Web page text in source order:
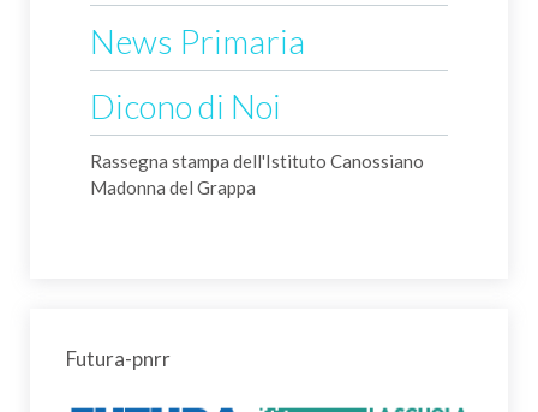
News Primaria
Dicono di Noi
Rassegna stampa dell'Istituto Canossiano
Madonna del Grappa
Futura-pnrr